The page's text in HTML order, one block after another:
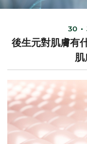
30
後生元對肌膚有
肌